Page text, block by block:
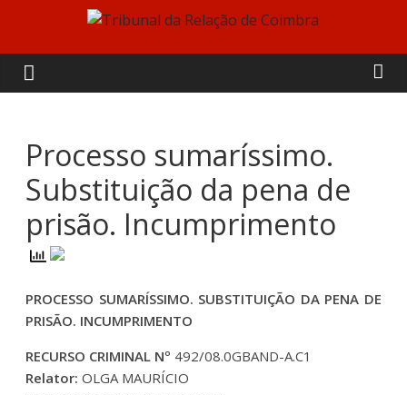
content
Tribunal
da
Relação
de
Coimbra
Processo sumaríssimo.
Substituição da pena de
prisão. Incumprimento
PROCESSO SUMARÍSSIMO. SUBSTITUIÇÃO DA PENA DE
PRISÃO. INCUMPRIMENTO
RECURSO CRIMINAL Nº 492/08.0GBAND-A.C1
Relator:OLGA MAURÍCIO